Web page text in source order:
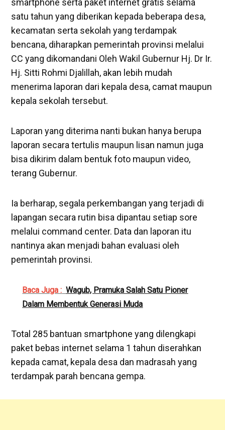
smartphone serta paket internet gratis selama
satu tahun yang diberikan kepada beberapa desa,
kecamatan serta sekolah yang terdampak
bencana, diharapkan pemerintah provinsi melalui
CC yang dikomandani Oleh Wakil Gubernur Hj. Dr Ir.
Hj. Sitti Rohmi Djalillah, akan lebih mudah
menerima laporan dari kepala desa, camat maupun
kepala sekolah tersebut.
Laporan yang diterima nanti bukan hanya berupa
laporan secara tertulis maupun lisan namun juga
bisa dikirim dalam bentuk foto maupun video,
terang Gubernur.
Ia berharap, segala perkembangan yang terjadi di
lapangan secara rutin bisa dipantau setiap sore
melalui command center. Data dan laporan itu
nantinya akan menjadi bahan evaluasi oleh
pemerintah provinsi.
Baca Juga : Wagub, Pramuka Salah Satu Pioner
Dalam Membentuk Generasi Muda
Total 285 bantuan smartphone yang dilengkapi
paket bebas internet selama 1 tahun diserahkan
kepada camat, kepala desa dan madrasah yang
terdampak parah bencana gempa.